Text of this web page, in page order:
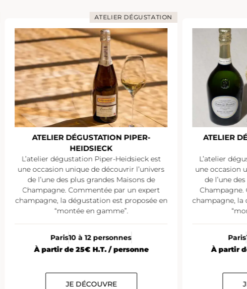
ATELIER DÉGUSTATION
ATELIER DÉGUSTATION PIPER-
HEIDSIECK
L’atelier dégustation Piper-Heidsieck est
une occasion unique de découvrir l’univers
de l’une des plus grandes Maisons de
Champagne. Commentée par un expert
champagne, la dégustation est proposée en
“montée en gamme”.
Paris10 à 12 personnes
À partir de 25€ H.T. / personne
JE DÉCOUVRE
ATELIER
L’atelier
une occasion
de l’une
champagne, la
Paris
À partir